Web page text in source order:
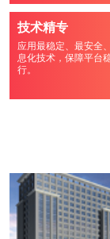
技术精专
应用最稳定、最安全
息化技术，保障平台
行。